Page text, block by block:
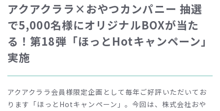
アクアクララ×おやつカンパニー 抽選
で5,000名様にオリジナルBOXが当た
る！第18弾「ほっとHotキャンペーン」
実施
アクアクララ会員様限定企画として毎年ご好評いただいてお
ります「ほっとHotキャンペーン」。今回は、株式会社おや